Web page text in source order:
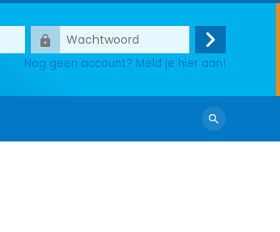
Wachtwoord
Login
Nog geen account? Meld je hier aan!
Zoek